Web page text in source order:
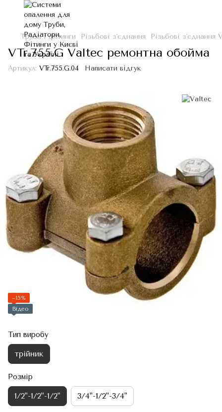
Труби і фітинги Різьбові з'єднання Різьбові з'єднання
VTr.755.G Valtec ремонтна обойма
Артикул: VTr.755.G.04 Написати відгук
−15%
Відео
Тип виробу
трійник
Розмір
1/2"-1/2"-1/2" 3/4"-1/2"-3/4"